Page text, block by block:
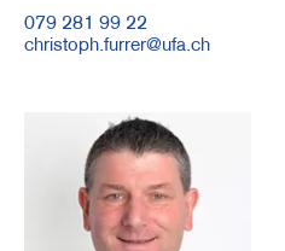
Telefonnummer
079 281 99 22
E-
christoph.furrer@ufa.ch